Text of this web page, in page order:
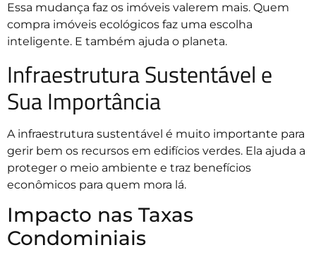
Essa mudança faz os imóveis valerem mais. Quem
compra imóveis ecológicos faz uma escolha
inteligente. E também ajuda o planeta.
Infraestrutura Sustentável e
Sua Importância
A infraestrutura sustentável é muito importante para
gerir bem os recursos em edifícios verdes. Ela ajuda a
proteger o meio ambiente e traz benefícios
econômicos para quem mora lá.
Impacto nas Taxas
Condominiais